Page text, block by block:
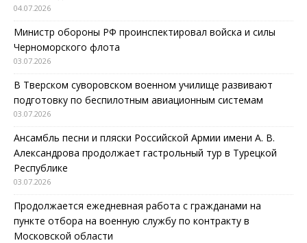
04.07.2026
Министр обороны РФ проинспектировал войска и силы
Черноморского флота
03.07.2026
В Тверском суворовском военном училище развивают
подготовку по беспилотным авиационным системам
03.07.2026
Ансамбль песни и пляски Российской Армии имени А. В.
Александрова продолжает гастрольный тур в Турецкой
Республике
03.07.2026
Продолжается ежедневная работа с гражданами на
пункте отбора на военную службу по контракту в
Московской области